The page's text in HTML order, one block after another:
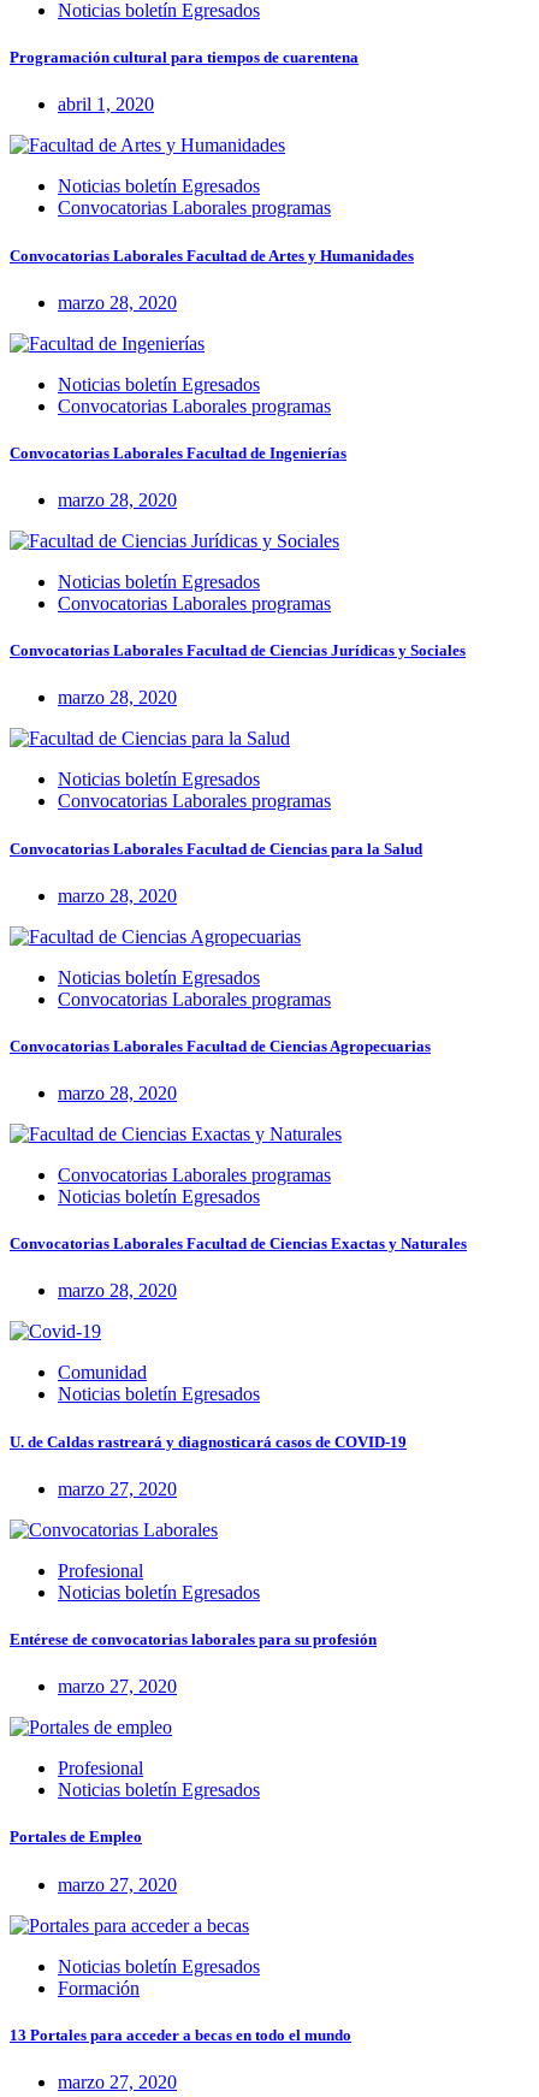
Noticias boletín Egresados
Programación cultural para tiempos de cuarentena
abril 1, 2020
Noticias boletín Egresados
Convocatorias Laborales programas
Convocatorias Laborales Facultad de Artes y Humanidades
marzo 28, 2020
Noticias boletín Egresados
Convocatorias Laborales programas
Convocatorias Laborales Facultad de Ingenierías
marzo 28, 2020
Noticias boletín Egresados
Convocatorias Laborales programas
Convocatorias Laborales Facultad de Ciencias Jurídicas y Sociales
marzo 28, 2020
Noticias boletín Egresados
Convocatorias Laborales programas
Convocatorias Laborales Facultad de Ciencias para la Salud
marzo 28, 2020
Noticias boletín Egresados
Convocatorias Laborales programas
Convocatorias Laborales Facultad de Ciencias Agropecuarias
marzo 28, 2020
Convocatorias Laborales programas
Noticias boletín Egresados
Convocatorias Laborales Facultad de Ciencias Exactas y Naturales
marzo 28, 2020
Comunidad
Noticias boletín Egresados
U. de Caldas rastreará y diagnosticará casos de COVID-19
marzo 27, 2020
Profesional
Noticias boletín Egresados
Entérese de convocatorias laborales para su profesión
marzo 27, 2020
Profesional
Noticias boletín Egresados
Portales de Empleo
marzo 27, 2020
Noticias boletín Egresados
Formación
13 Portales para acceder a becas en todo el mundo
marzo 27, 2020